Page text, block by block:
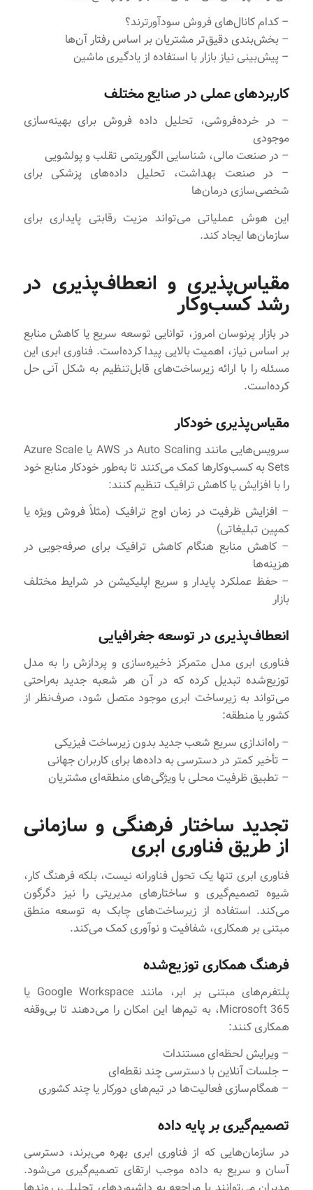
– کدام کانال‌های فروش سودآورترند؟
– بخش‌بندی دقیق‌تر مشتریان بر اساس رفتار آن‌ها
– پیش‌بینی نیاز بازار با استفاده از یادگیری ماشین
کاربردهای عملی در صنایع مختلف
– در خرده‌فروشی، تحلیل داده فروش برای بهینه‌سازی
موجودی
– در صنعت مالی، شناسایی الگوریتمی تقلب و پولشویی
– در صنعت بهداشت، تحلیل داده‌های پزشکی برای
شخصی‌سازی درمان‌ها
این هوش عملیاتی می‌تواند مزیت رقابتی پایداری برای
سازمان‌ها ایجاد کند.
مقیاس‌پذیری و انعطاف‌پذیری در
رشد کسب‌وکار
در بازار پرنوسان امروز، توانایی توسعه سریع یا کاهش منابع
بر اساس نیاز، اهمیت بالایی پیدا کرده‌است. فناوری ابری این
مسئله را با ارائه زیرساخت‌های قابل‌تنظیم به شکل آنی حل
کرده‌است.
مقیاس‌پذیری خودکار
سرویس‌هایی مانند Auto Scaling در AWS یا Azure Scale
Sets به کسب‌وکارها کمک می‌کنند تا به‌طور خودکار منابع خود
را با افزایش یا کاهش ترافیک تنظیم کنند:
– افزایش ظرفیت در زمان اوج ترافیک (مثلاً فروش ویژه یا
کمپین تبلیغاتی)
– کاهش منابع هنگام کاهش ترافیک برای صرفه‌جویی در
هزینه‌ها
– حفظ عملکرد پایدار و سریع اپلیکیشن در شرایط مختلف
بازار
انعطاف‌پذیری در توسعه جغرافیایی
فناوری ابری مدل متمرکز ذخیره‌سازی و پردازش را به مدل
توزیع‌شده تبدیل کرده که در آن هر شعبه جدید به‌راحتی
می‌تواند به زیرساخت ابری موجود متصل شود، صرف‌نظر از
کشور یا منطقه:
– راه‌اندازی سریع شعب جدید بدون زیرساخت فیزیکی
– تأخیر کمتر در دسترسی به داده‌ها برای کاربران جهانی
– تطبیق ظرفیت محلی با ویژگی‌های منطقه‌ای مشتریان
تجدید ساختار فرهنگی و سازمانی
از طریق فناوری ابری
فناوری ابری تنها یک تحول فناورانه نیست، بلکه فرهنگ کار،
شیوه تصمیم‌گیری و ساختارهای مدیریتی را نیز دگرگون
می‌کند. استفاده از زیرساخت‌های چابک به توسعه منطق
مبتنی بر همکاری، شفافیت و نوآوری کمک می‌کند.
فرهنگ همکاری توزیع‌شده
پلتفرم‌های مبتنی بر ابر، مانند Google Workspace یا
Microsoft 365، به تیم‌ها این امکان را می‌دهند تا بی‌وقفه
همکاری کنند:
– ویرایش لحظه‌ای مستندات
– جلسات آنلاین با دسترسی چند نقطه‌ای
– همگام‌سازی فعالیت‌ها در تیم‌های دورکار یا چند کشوری
تصمیم‌گیری بر پایه داده
در سازمان‌هایی که از فناوری ابری بهره می‌برند، دسترسی
آسان و سریع به داده موجب ارتقای تصمیم‌گیری می‌شود.